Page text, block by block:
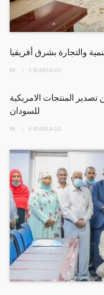
والتجارة بشرق أفريقيا
BY 5 YEARSAGO
تصدير المنتجات الامريكية
للسودان
BY 6 YEARSAGO